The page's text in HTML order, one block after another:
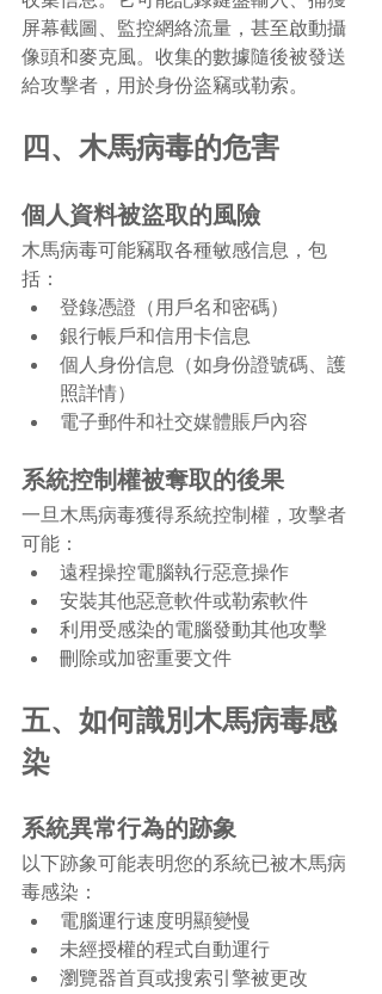
屏幕截圖、監控網絡流量，甚至啟動攝
像頭和麥克風。收集的數據隨後被發送
給攻擊者，用於身份盜竊或勒索。
四、木馬病毒的危害
個人資料被盜取的風險
木馬病毒可能竊取各種敏感信息，包
括：
登錄憑證（用戶名和密碼）
銀行帳戶和信用卡信息
個人身份信息（如身份證號碼、護
照詳情）
電子郵件和社交媒體賬戶內容
系統控制權被奪取的後果
一旦木馬病毒獲得系統控制權，攻擊者
可能：
遠程操控電腦執行惡意操作
安裝其他惡意軟件或勒索軟件
利用受感染的電腦發動其他攻擊
刪除或加密重要文件
五、如何識別木馬病毒感
染
系統異常行為的跡象
以下跡象可能表明您的系統已被木馬病
毒感染：
電腦運行速度明顯變慢
未經授權的程式自動運行
瀏覽器首頁或搜索引擎被更改